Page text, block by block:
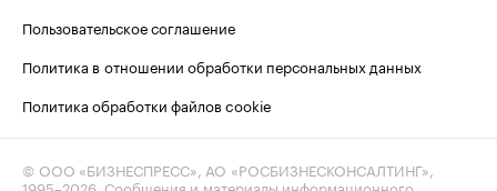
Пользовательское соглашение
Политика в отношении обработки персональных данных
Политика обработки файлов cookie
© ООО «БИЗНЕСПРЕСС», АО «РОСБИЗНЕСКОНСАЛТИНГ»,
1995–2026 . Сообщения и материалы информационного